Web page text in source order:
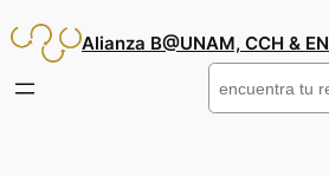
al
Alianza B@UNAM, CCH &
Buscar